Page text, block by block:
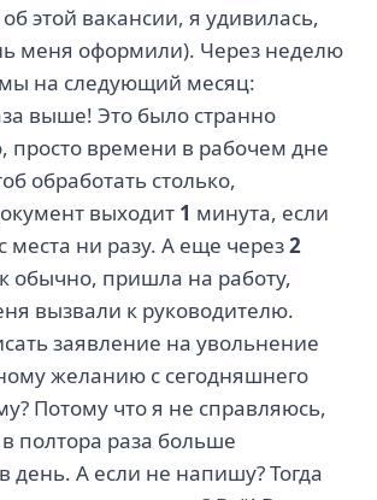
этой вакансии, я удивилась,
меня оформили). Через неделю
на следующий месяц:
выше! Это было странно
просто времени в рабочем дне
обработать столько,
выходит 1 минута, если
места ни разу. А еще через2
обычно, пришла на работу,
вызвали к руководителю.
заявление на увольнение
желанию с сегодняшнего
Потому что я не справляюсь,
полтора раза больше
день. А если не напишу? Тогда